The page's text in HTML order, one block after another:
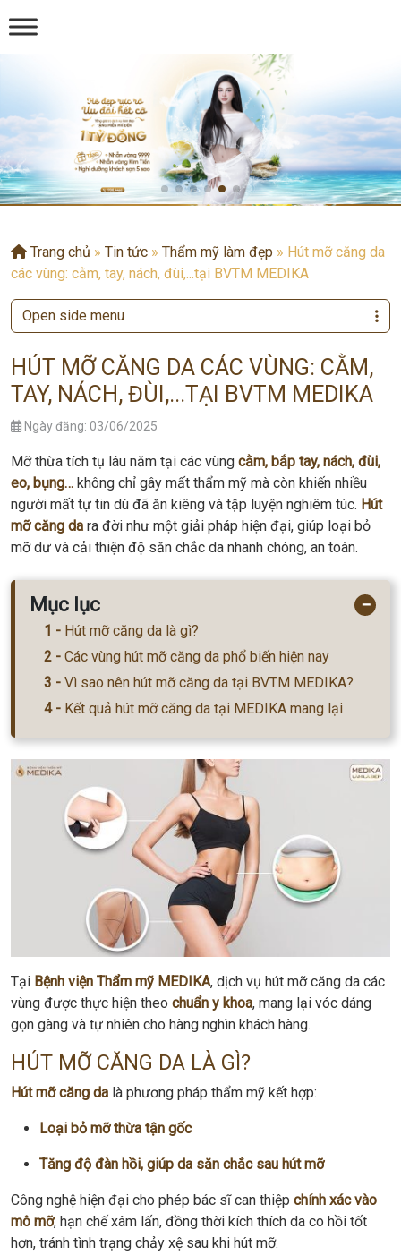
Trang chủ » Tin tức » Thẩm mỹ làm đẹp » Hút mỡ căng da
các vùng: cằm, tay, nách, đùi,...tại BVTM MEDIKA
HÚT MỠ CĂNG DA CÁC VÙNG: CẰM,
TAY, NÁCH, ĐÙI,...TẠI BVTM MEDIKA
Ngày đăng: 03/06/2025
Mỡ thừa tích tụ lâu năm tại các vùng cằm, bắp tay, nách, đùi,
eo, bụng… không chỉ gây mất thẩm mỹ mà còn khiến nhiều
người mất tự tin dù đã ăn kiêng và tập luyện nghiêm túc. Hút
mỡ căng da ra đời như một giải pháp hiện đại, giúp loại bỏ
mỡ dư và cải thiện độ săn chắc da nhanh chóng, an toàn.
Mục lục −
Hút mỡ căng da là gì?
Các vùng hút mỡ căng da phổ biến hiện nay
Vì sao nên hút mỡ căng da tại BVTM MEDIKA?
Kết quả hút mỡ căng da tại MEDIKA mang lại
Tại Bệnh viện Thẩm mỹ MEDIKA, dịch vụ hút mỡ căng da các
vùng được thực hiện theo chuẩn y khoa, mang lại vóc dáng
gọn gàng và tự nhiên cho hàng nghìn khách hàng.
HÚT MỠ CĂNG DA LÀ GÌ?
Hút mỡ căng da là phương pháp thẩm mỹ kết hợp:
Loại bỏ mỡ thừa tận gốc
Tăng độ đàn hồi, giúp da săn chắc sau hút mỡ
Công nghệ hiện đại cho phép bác sĩ can thiệp chính xác vào
mô mỡ, hạn chế xâm lấn, đồng thời kích thích da co hồi tốt
hơn, tránh tình trạng chảy xệ sau khi hút mỡ.
Open side menu